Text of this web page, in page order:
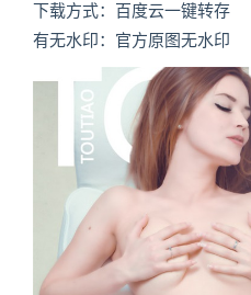
下载方式：百度云一键转存
有无水印：官方原图无水印